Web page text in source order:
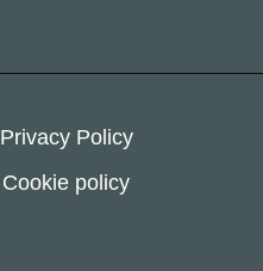
Privacy Policy
Cookie policy